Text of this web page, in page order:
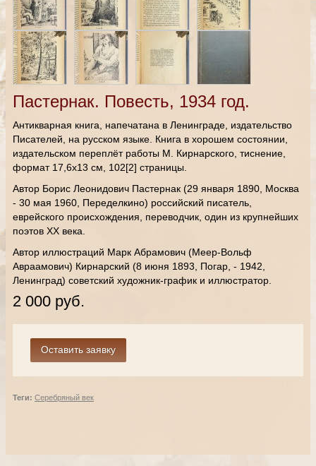
Пастернак. Повесть, 1934 год.
Антикварная книга, напечатана в Ленинграде, издательство
Писателей, на русском языке. Книга в хорошем состоянии,
издательском переплёт работы М. Кирнарского, тиснение,
формат 17,6х13 см, 102[2] страницы.
Автор Борис Леонидович Пастернак (29 января 1890, Москва
- 30 мая 1960, Переделкино) российский писатель,
еврейского происхождения, переводчик, один из крупнейших
поэтов XX века.
Автор иллюстраций Марк Абрамович (Меер-Вольф
Авраамович) Кирнарский (8 июня 1893, Погар, - 1942,
Ленинград) советский художник-график и иллюстратор.
2 000 руб.
Теги: Серебряный век